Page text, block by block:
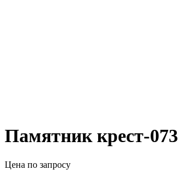
Памятник крест-073
Цена по запросу